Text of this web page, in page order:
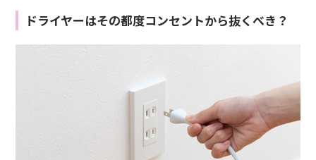
ドライヤーはその都度コンセントから抜くべき？